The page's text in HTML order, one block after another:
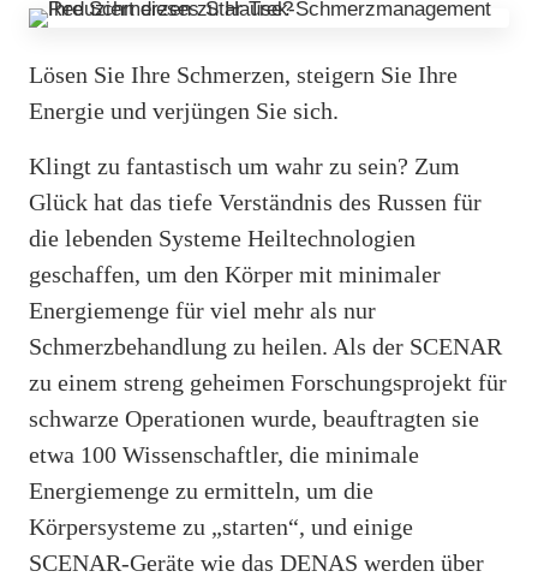
Lösen Sie Ihre Schmerzen, steigern Sie Ihre
Energie und verjüngen Sie sich.
Klingt zu fantastisch um wahr zu sein? Zum
Glück hat das tiefe Verständnis des Russen für
die lebenden Systeme Heiltechnologien
geschaffen, um den Körper mit minimaler
Energiemenge für viel mehr als nur
Schmerzbehandlung zu heilen. Als der SCENAR
zu einem streng geheimen Forschungsprojekt für
schwarze Operationen wurde, beauftragten sie
etwa 100 Wissenschaftler, die minimale
Energiemenge zu ermitteln, um die
Körpersysteme zu „starten“, und einige
SCENAR-Geräte wie das DENAS werden über